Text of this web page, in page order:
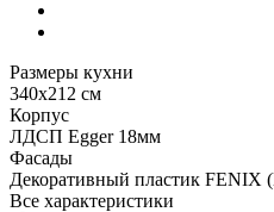
Размеры кухни
340х212 см
Корпус
ЛДСП Egger 18мм
Фасады
Декоративный пластик FENIX
Все характеристики